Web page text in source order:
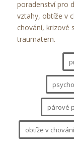
poradenství pro
vztahy, obtíže v
chování, krizové
traumatem.
párové
obtíže v